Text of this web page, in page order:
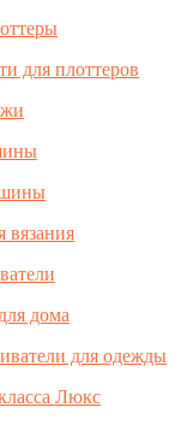
для плоттеров
вязания
дома
для одежды
Люкс